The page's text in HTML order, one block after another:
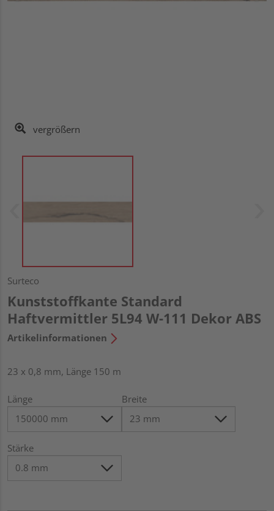
vergrößern
Surteco
Kunststoffkante Standard
Haftvermittler 5L94 W-111 Dekor ABS
Artikelinformationen
23 x 0,8 mm, Länge 150 m
Länge Breite
Stärke